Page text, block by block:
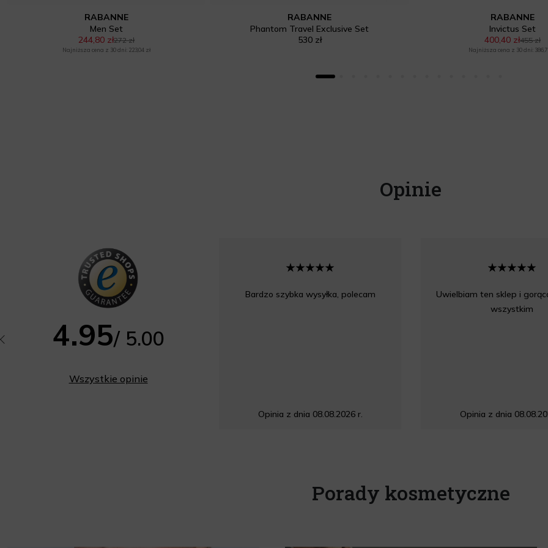
RABANNE
Men Set
244,80 zł272 zł
Najniższa cena z 30 dni: 223,04 zł
RABANNE
Phantom Travel Exclusive Set
530 zł
RABANNE
Invictus Set
400,40 zł455 zł
Najniższa cena z 30 dni:
Opinie
4.95/ 5.00
Wszystkie opinie
Bardzo szybka wysyłka, polecam
Opinia z dnia 08.08.2026 r.
Uwielbiam ten sklep i
wszystkim
Opinia z dnia
Porady kosmetyczne